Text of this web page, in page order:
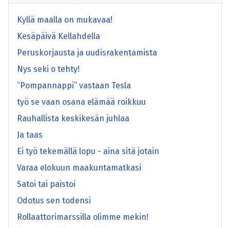
Kyllä maalla on mukavaa!
Kesäpäivä Kellahdella
Peruskorjausta ja uudisrakentamista
Nys seki o tehty!
”Pompannappi” vastaan Tesla
työ se vaan osana elämää roikkuu
Rauhallista keskikesän juhlaa
Ja taas
Ei työ tekemällä lopu - aina sitä jotain
Varaa elokuun maakuntamatkasi
Satoi tai paistoi
Odotus sen todensi
Rollaattorimarssilla olimme mekin!